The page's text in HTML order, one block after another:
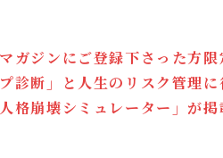
ガジンにご登録下さった方
診断」と人生のリスク管理に
格崩壊シミュレーター 」が